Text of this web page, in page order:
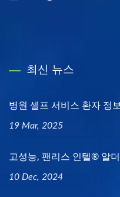
최신 뉴스
병원 셀프 서비스 환자 정
19 Mar, 2025
고성능, 팬리스 인텔® 알
10 Dec, 2024